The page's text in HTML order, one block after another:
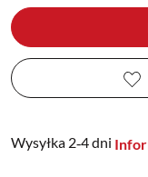
Wysyłka 2‑4 dni